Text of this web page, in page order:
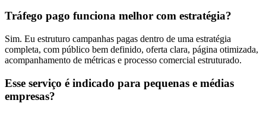
Tráfego pago funciona melhor com estratégia?
Sim. Eu estruturo campanhas pagas dentro de uma estratégia
completa, com público bem definido, oferta clara, página otimizada,
acompanhamento de métricas e processo comercial estruturado.
Esse serviço é indicado para pequenas e médias
empresas?